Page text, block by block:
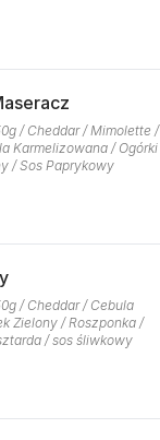
/ Cheddar / Mimolette /
Karmelizowana / Ogórki
/ Sos Paprykowy
/ Cheddar / Cebula
Zielony / Roszponka /
/ sos śliwkowy